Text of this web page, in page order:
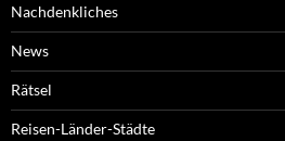
Nachdenkliches
News
Rätsel
Reisen-Länder-Städte